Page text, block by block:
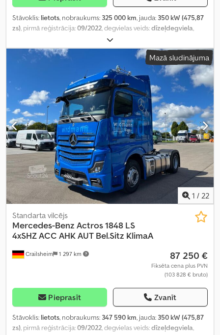
Stāvoklis: lietots, nobraukums: 325 000 km, jauda: 350 kW (475,87
zs) , pirmā reģistrācija:09/2022 , degvielas veids:dīzeļdegviela
, degviela:
retardētājs, krāsa:zils, pārnesuma veids:automātisks, emisijas
klase:
Euro 6, piekares sistēma: , sēdvietu skaits:2,
ABS, centrālā atslēga, dzesēšanas iekārta, gaisa
kondicionēšana, gaisa spilvens, kruīza kontrole, kvēpu filtrs,
piekabes sakabe, stāvvietas sildītājs, stūres pastiprinātājs,
sēdekļa apsilde, vilces kontroles sistēma,
Mazā sludinājuma
1 / 22
Crailsheim 1 297 km
Standarta vilcējs
Mercedes-Benz Actros 1848 LS
4xSHZ ACC AHK AUT Bel.Sitz KlimaA
87 250 €
Fiksēta cena plus PVN
(103 828 € bruto)
Pieprasīt Zvanīt
Stāvoklis: lietots, nobraukums: 347 590 km, jauda: 350 kW (475,87
zs), pirmā reģistrācija:09/2022, degvielas veids:dīzeļdegviela,